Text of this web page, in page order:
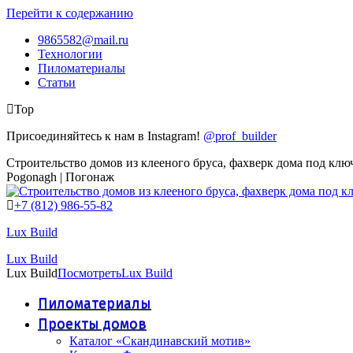
Перейти к содержанию
9865582@mail.ru
Технологии
Пиломатериалы
Статьи
Top
Присоединяйтесь к нам в Instagram! @prof_builder
Строительство домов из клееного бруса, фахверк дома под
Pogonagh | Погонаж
+7 (812) 986-55-82
Lux Build
Lux Build
Lux BuildПосмотретьLux Build
Пиломатериалы
Проекты домов
Каталог «Скандинавский мотив»